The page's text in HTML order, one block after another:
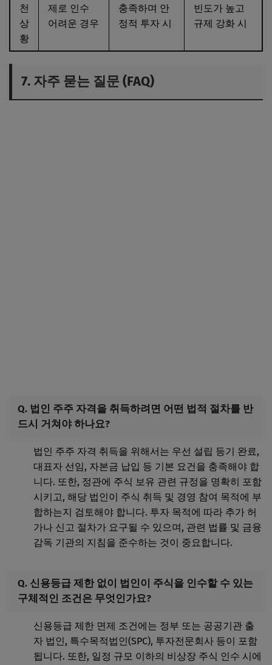
천
상
황
제로 인수
어려운 경우
충족하며 안
정적 투자 시
빈도가 높고
규제 강화 시
7. 자주 묻는 질문 (FAQ)
Q. 법인 주주 자격을 취득하려면 어떤 법적 절차를 반
드시 거쳐야 하나요?
법인 주주 자격 취득을 위해서는 우선 설립 등기 완료,
대표자 선임, 자본금 납입 등 기본 요건을 충족해야 합
니다. 또한, 정관에 주식 보유 관련 규정을 명확히 포함
시키고, 해당 법인이 주식 취득 및 경영 참여 목적에 부
합하는지 검토해야 합니다. 투자 목적에 따라 추가 허
가나 신고 절차가 요구될 수 있으며, 관련 법률 및 금융
감독 기관의 지침을 준수하는 것이 중요합니다.
Q. 신용등급 제한 없이 법인이 주식을 인수할 수 있는
구체적인 조건은 무엇인가요?
신용등급 제한 면제 조건에는 정부 또는 공공기관 출
자 법인, 특수목적법인(SPC), 투자전문회사 등이 포함
됩니다. 또한, 일정 규모 이하의 비상장 주식 인수 시에